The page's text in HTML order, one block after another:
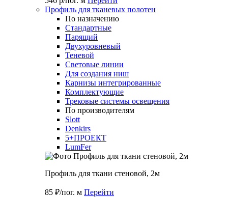
Профиль для тканевых полотен
По назначению
Стандартные
Парящий
Двухуровневый
Теневой
Световые линии
Для создания ниш
Карнизы интегрированные
Комплектующие
Трековые системы освещения
По производителям
Slott
Denkirs
5+ПРОЕКТ
LumFer
Профиль для ткани стеновой, 2м
85 ₽/пог. м Перейти